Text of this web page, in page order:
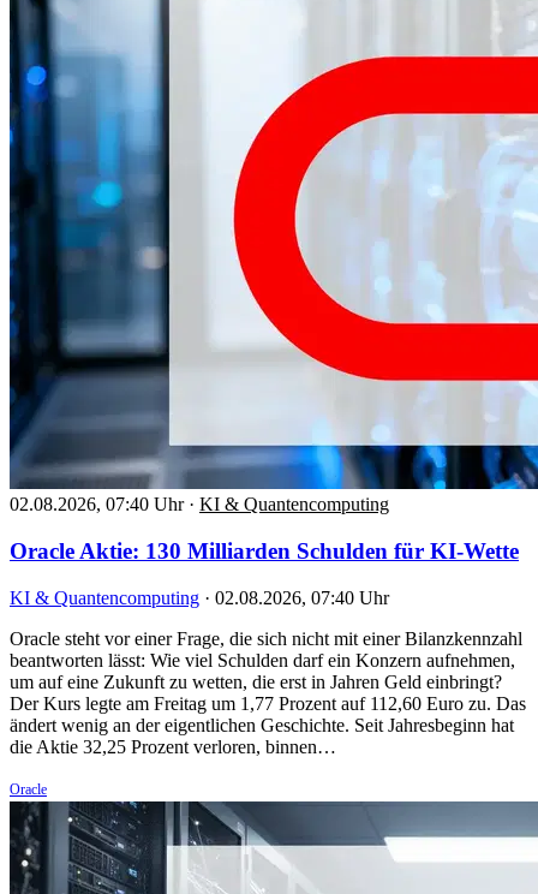
02.08.2026, 07:40 Uhr · KI & Quantencomputing
Oracle Aktie: 130 Milliarden Schulden für KI-Wette
KI & Quantencomputing · 02.08.2026, 07:40 Uhr
Oracle steht vor einer Frage, die sich nicht mit einer Bilanzkennzahl
beantworten lässt: Wie viel Schulden darf ein Konzern aufnehmen,
um auf eine Zukunft zu wetten, die erst in Jahren Geld einbringt?
Der Kurs legte am Freitag um 1,77 Prozent auf 112,60 Euro zu. Das
ändert wenig an der eigentlichen Geschichte. Seit Jahresbeginn hat
die Aktie 32,25 Prozent verloren, binnen…
Oracle